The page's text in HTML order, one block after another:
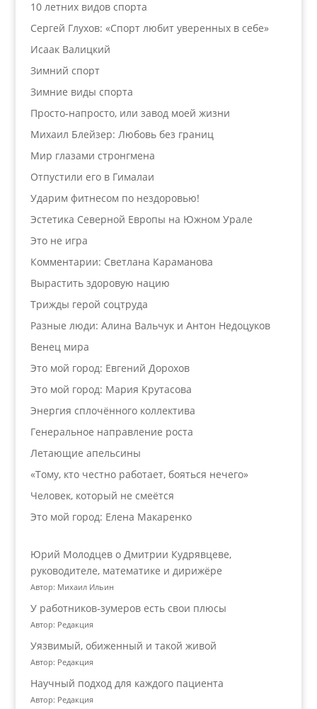
10 летних видов спорта
Сергей Глухов: «Спорт любит уверенных в себе»
Исаак Валицкий
Зимний спорт
Зимние виды спорта
Просто-напросто, или завод моей жизни
Михаил Блейзер: Любовь без границ
Мир глазами стронгмена
Отпустили его в Гималаи
Ударим фитнесом по нездоровью!
Эстетика Северной Европы на Южном Урале
Это не игра
Комментарии: Светлана Караманова
Вырастить здоровую нацию
Трижды герой соцтруда
Разные люди: Алина Вальчук и Антон Недоцуков
Венец мира
Это мой город: Евгений Дорохов
Это мой город: Мария Крутасова
Энергия сплочённого коллектива
Генеральное направление роста
Летающие апельсины
«Тому, кто честно работает, бояться нечего»
Человек, который не смеётся
Это мой город: Елена Макаренко
Юрий Молодцев о Дмитрии Кудрявцеве,
руководителе, математике и дирижёре
Автор: Михаил Ильин
У работников‑зумеров есть свои плюсы
Автор: Редакция
Уязвимый, обиженный и такой живой
Автор: Редакция
Научный подход для каждого пациента
Автор: Редакция